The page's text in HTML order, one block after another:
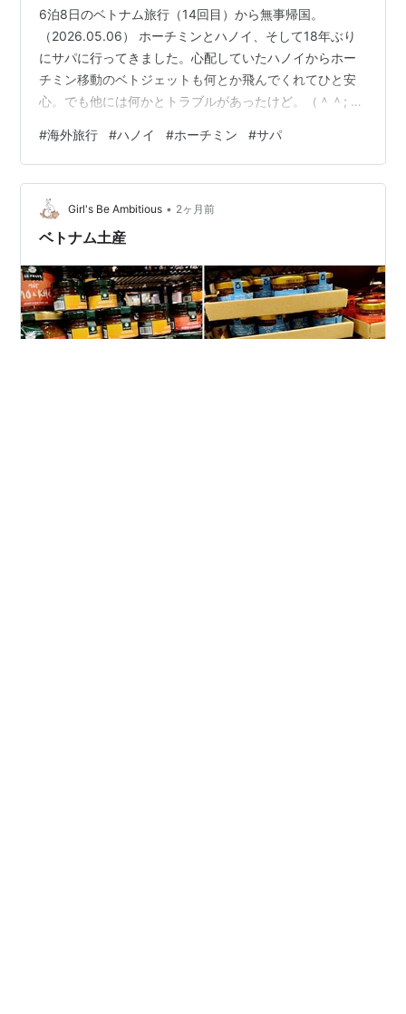
6泊8日のベトナム旅行（14回目）から無事帰国。
（2026.05.06） ホーチミンとハノイ、そして18年ぶり
にサパに行ってきました。心配していたハノイからホー
チミン移動のベトジェットも何とか飛んでくれてひと安
心。でも他には何かとトラブルがあったけど。（＾＾; サ
もあるベトナム最高峰の山に上ってきました。もちろん
徒歩ではなく、ロープウェイで行けるってのがありがた
や。山の上は大雨ですごいことになったけど、いい経験
になりました。 さて、明日からまた仕事が始まります。
リフレッシュできたので、頑張ろう！＜旅行記まとめ＞4
#海外旅行 #ハノイ #ホーチミン #サパ
Girl's Be Ambitious • 2ヶ月前
ベトナム土産